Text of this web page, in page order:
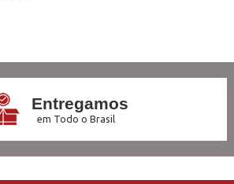
Entregamos
em Todo o Brasil
no Cartão de Crédito